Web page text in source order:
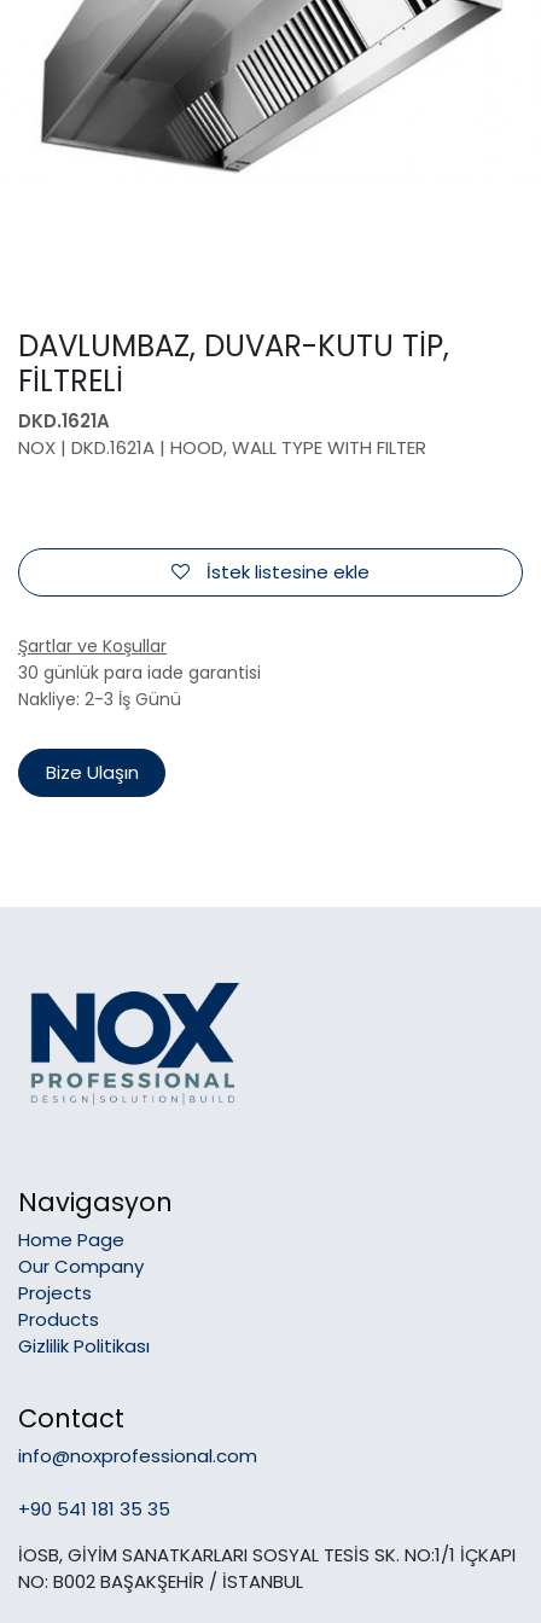
DAVLUMBAZ, DUVAR-KUTU TİP,
FİLTRELİ
DKD.1621A
NOX | DKD.1621A | HOOD, WALL TYPE WITH FILTER
İstek listesine ekle
Şartlar ve Koşullar
30 günlük para iade garantisi
Nakliye: 2-3 İş Günü
Bize Ulaşın
Navigasyon
Home Page
Our Company
Projects
Products
Gizlilik Politikası
Contact
info@noxprofessional.com
+90 541 181 35 35
İOSB, GİYİM SANATKARLARI SOSYAL TESİS SK. NO:1/1 İÇKAPI
NO: B002 BAŞAKŞEHİR / İSTANBUL